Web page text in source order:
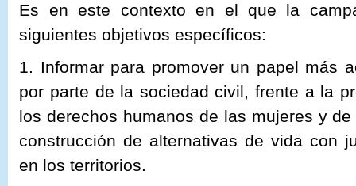
Es en este contexto en el que la
siguientes objetivos específicos:
1. Informar para promover un papel más
por parte de la sociedad civil, frente a la
los derechos humanos de las mujeres y
construcción de alternativas de vida con
en los territorios.